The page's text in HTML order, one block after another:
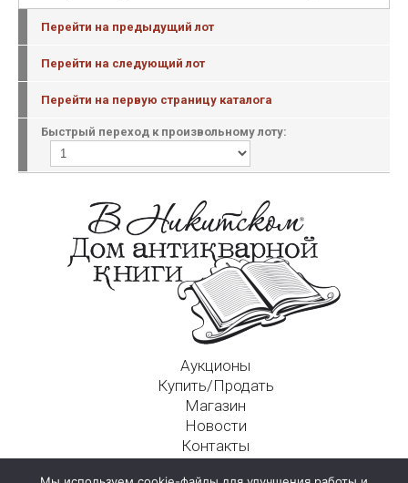
Перейти на предыдущий лот
Перейти на следующий лот
Перейти на первую страницу каталога
Быстрый переход к произвольному лоту:
Аукционы
Купить/Продать
Магазин
Новости
Контакты